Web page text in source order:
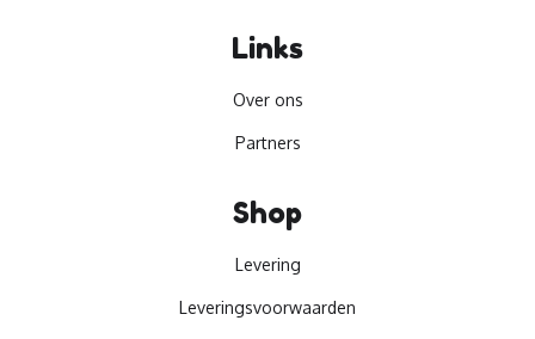
Links
Over ons
Partners
Shop
Levering
Leveringsvoorwaarden